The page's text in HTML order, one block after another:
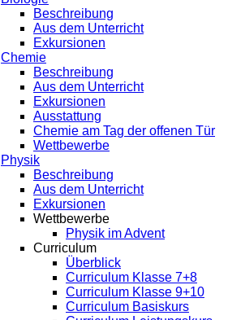
Beschreibung
Aus dem Unterricht
Exkursionen
Chemie
Beschreibung
Aus dem Unterricht
Exkursionen
Ausstattung
Chemie am Tag der offenen Tür
Wettbewerbe
Physik
Beschreibung
Aus dem Unterricht
Exkursionen
Wettbewerbe
Physik im Advent
Curriculum
Überblick
Curriculum Klasse 7+8
Curriculum Klasse 9+10
Curriculum Basiskurs